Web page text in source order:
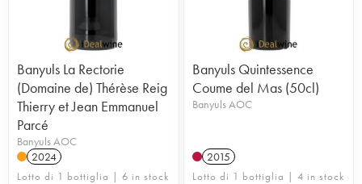
Banyuls La Rectorie
(Domaine de) Thérèse Reig
Thierry et Jean Emmanuel
Parcé
Banyuls AOC
2024
Lotto di 1 bottiglia | 6 in stock
Banyuls Quintessence
Coume del Mas (50cl)
Banyuls AOC
2015
Lotto di 1 bottiglia | 4 in stock